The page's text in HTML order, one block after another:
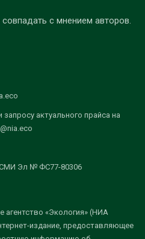
с мнением авторов.
актуального прайса на
СМИ Эл № ФС77-80306
агентство «Экология» (НИА
издание, предоставляющее